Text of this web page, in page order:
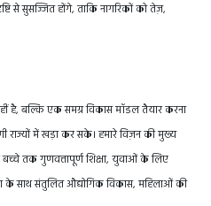
से सुसज्जित होंगे, ताकि नागरिकों को तेज़,
है, बल्कि एक समग्र विकास मॉडल तैयार करना
राज्यों में खड़ा कर सके। हमारे विज़न की मुख्य
तक गुणवत्तापूर्ण शिक्षा, युवाओं के लिए
के साथ संतुलित औद्योगिक विकास, महिलाओं की